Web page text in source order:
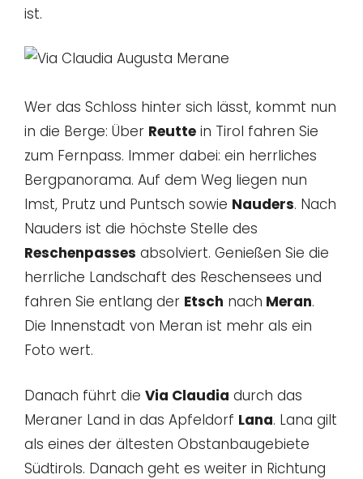
ist.
Wer das Schloss hinter sich lässt, kommt nun
in die Berge: Über Reutte in Tirol fahren Sie
zum Fernpass. Immer dabei: ein herrliches
Bergpanorama. Auf dem Weg liegen nun
Imst, Prutz und Puntsch sowie Nauders. Nach
Nauders ist die höchste Stelle des
Reschenpasses absolviert. Genießen Sie die
herrliche Landschaft des Reschensees und
fahren Sie entlang der Etsch nach Meran.
Die Innenstadt von Meran ist mehr als ein
Foto wert.
Danach führt die Via Claudia durch das
Meraner Land in das Apfeldorf Lana. Lana gilt
als eines der ältesten Obstanbaugebiete
Südtirols. Danach geht es weiter in Richtung